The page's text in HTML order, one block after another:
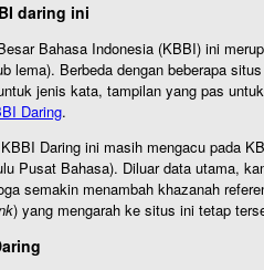
daring ini
Bahasa Indonesia (KBBI) ini
lema). Berbeda dengan beberapa
jenis kata, tampilan yang pas
Daring.
Daring ini masih mengacu pada
Pusat Bahasa). Diluar data utama,
semakin menambah khazanah
) yang mengarah ke situs ini tetap